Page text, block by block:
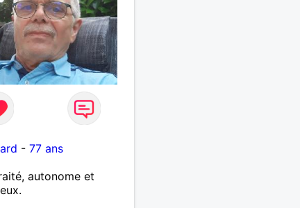
-77 ans
autonome et